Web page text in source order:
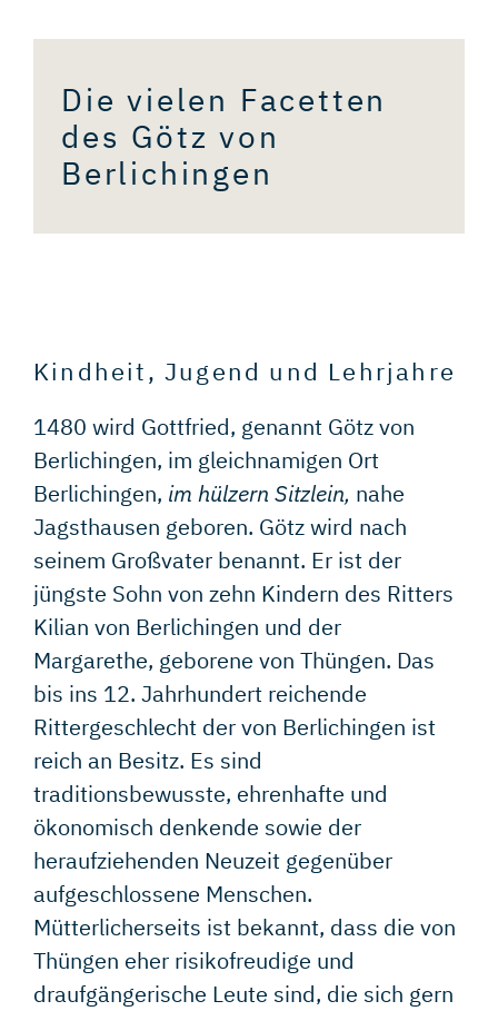
HOCHZEITSKAPELLEN
ANFAHRT
PARKEN
DATENSCHUTZ
IMPRESSUM
KONTAKT
Die vielen Facetten
des Götz von
Berlichingen
Kindheit, Jugend und Lehrjahre
1480 wird Gottfried, genannt Götz von
Berlichingen, im gleichnamigen Ort
Berlichingen, im hülzern Sitzlein, nahe
Jagsthausen geboren. Götz wird nach
seinem Großvater benannt. Er ist der
jüngste Sohn von zehn Kindern des Ritters
Kilian von Berlichingen und der
Margarethe, geborene von Thüngen. Das
bis ins 12. Jahrhundert reichende
Rittergeschlecht der von Berlichingen ist
reich an Besitz. Es sind
traditionsbewusste, ehrenhafte und
ökonomisch denkende sowie der
heraufziehenden Neuzeit gegenüber
aufgeschlossene Menschen.
Mütterlicherseits ist bekannt, dass die von
Thüngen eher risikofreudige und
draufgängerische Leute sind, die sich gern